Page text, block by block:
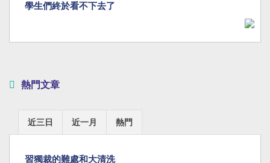
學生們終於看不下去了
熱門文章
近三日 近一月 熱門
習獨裁的難處和大清洗